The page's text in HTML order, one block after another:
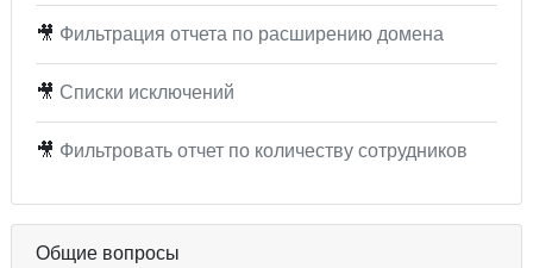
🎥 Фильтрация отчета по расширению домена
🎥 Списки исключений
🎥 Фильтровать отчет по количеству сотрудников
Общие вопросы